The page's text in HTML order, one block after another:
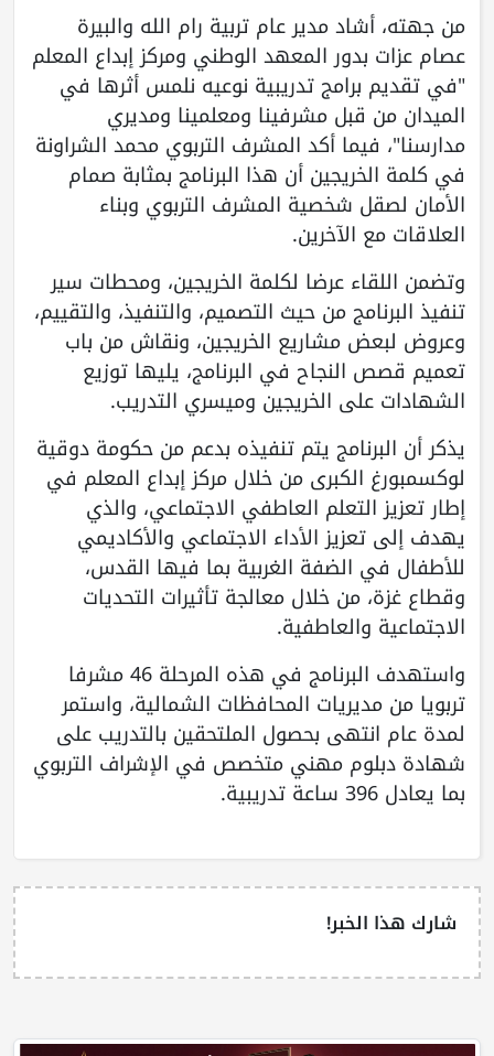
من جهته، أشاد مدير عام تربية رام الله والبيرة
عصام عزات بدور المعهد الوطني ومركز إبداع المعلم
"في تقديم برامج تدريبية نوعيه نلمس أثرها في
الميدان من قبل مشرفينا ومعلمينا ومديري
مدارسنا"، فيما أكد المشرف التربوي محمد الشراونة
في كلمة الخريجين أن هذا البرنامج بمثابة صمام
الأمان لصقل شخصية المشرف التربوي وبناء
العلاقات مع الآخرين.
وتضمن اللقاء عرضا لكلمة الخريجين، ومحطات سير
تنفيذ البرنامج من حيث التصميم، والتنفيذ، والتقييم،
وعروض لبعض مشاريع الخريجين، ونقاش من باب
تعميم قصص النجاح في البرنامج، يليها توزيع
الشهادات على الخريجين وميسري التدريب.
يذكر أن البرنامج يتم تنفيذه بدعم من حكومة دوقية
لوكسمبورغ الكبرى من خلال مركز إبداع المعلم في
إطار تعزيز التعلم العاطفي الاجتماعي، والذي
يهدف إلى تعزيز الأداء الاجتماعي والأكاديمي
للأطفال في الضفة الغربية بما فيها القدس،
وقطاع غزة، من خلال معالجة تأثيرات التحديات
الاجتماعية والعاطفية.
واستهدف البرنامج في هذه المرحلة 46 مشرفا
تربويا من مديريات المحافظات الشمالية، واستمر
لمدة عام انتهى بحصول الملتحقين بالتدريب على
شهادة دبلوم مهني متخصص في الإشراف التربوي
بما يعادل 396 ساعة تدريبية.
شارك هذا الخبر!